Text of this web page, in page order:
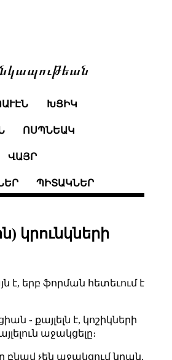
ԽՑԻԿ
ՈՍՊՆԵԱԿ
ՎԱՅՐ
ՊԻՏԱԿՆԵՐ
կրունկների
է, երբ ֆորման հետեւում է
֊ քայլելն է, կոշիկների
աջակցելը։
բնավ չեն աջակցում նրան,